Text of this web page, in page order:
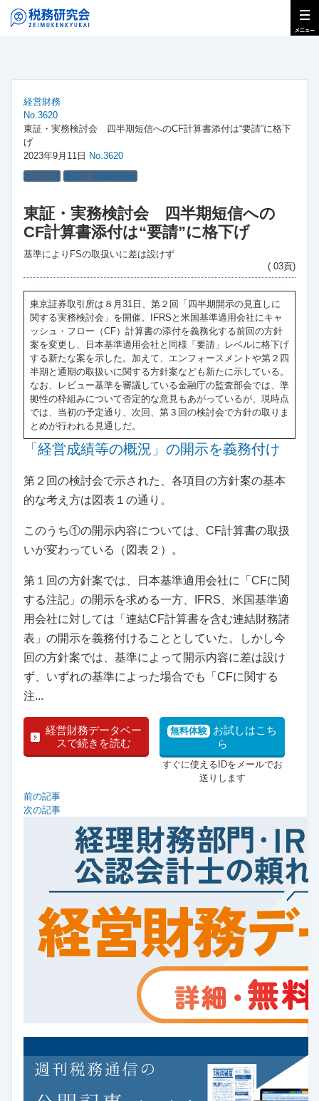
経営財務
No.3620
東証・実務検討会 四半期短信へのCF計算書添付は“要請”に格下
げ
2023年9月11日 No.3620
ニュース 東証・実務検討会
東証・実務検討会 四半期短信への
CF計算書添付は“要請”に格下げ
基準によりFSの取扱いに差は設けず
( 03頁)
東京証券取引所は８月31日、第２回「四半期開示の見直しに
関する実務検討会」を開催。IFRSと米国基準適用会社にキャ
ッシュ・フロー（CF）計算書の添付を義務化する前回の方針
案を変更し、日本基準適用会社と同様「要請」レベルに格下げ
する新たな案を示した。加えて、エンフォースメントや第２四
半期と通期の取扱いに関する方針案なども新たに示している。
なお、レビュー基準を審議している金融庁の監査部会では、準
拠性の枠組みについて否定的な意見もあがっているが、現時点
では、当初の予定通り、次回、第３回の検討会で方針の取りま
とめが行われる見通しだ。
「経営成績等の概況」の開示を義務付け
第２回の検討会で示された、各項目の方針案の基本
的な考え方は図表１の通り。
このうち①の開示内容については、CF計算書の取扱
いが変わっている（図表２）。
第１回の方針案では、日本基準適用会社に「CFに関
する注記」の開示を求める一方、IFRS、米国基準適
用会社に対しては「連結CF計算書を含む連結財務諸
表」の開示を義務付けることとしていた。しかし今
回の方針案では、基準によって開示内容に差は設け
ず、いずれの基準によった場合でも「CFに関する
注...
経営財務データベー
スで続きを読む
無料体験 お試しはこち
ら
すぐに使えるIDをメールでお
送りします
前の記事
次の記事